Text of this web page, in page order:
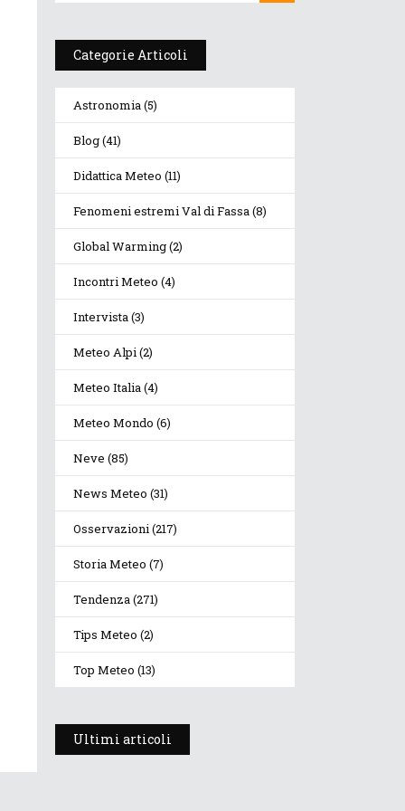
Categorie Articoli
Astronomia(5)
Blog(41)
Didattica Meteo (11)
Fenomeni estremi Val di Fassa(8)
Global Warming(2)
Incontri Meteo (4)
Intervista(3)
Meteo Alpi(2)
Meteo Italia(4)
Meteo Mondo (6)
Neve (85)
News Meteo (31)
Osservazioni(217)
Storia Meteo (7)
Tendenza(271)
Tips Meteo (2)
Top Meteo (13)
Ultimi articoli